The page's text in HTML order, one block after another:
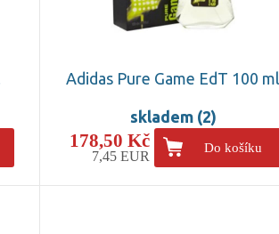
Adidas Pure Game EdT 100 ml
skladem (2)
178,50 Kč
7,45 EUR
Do košíku